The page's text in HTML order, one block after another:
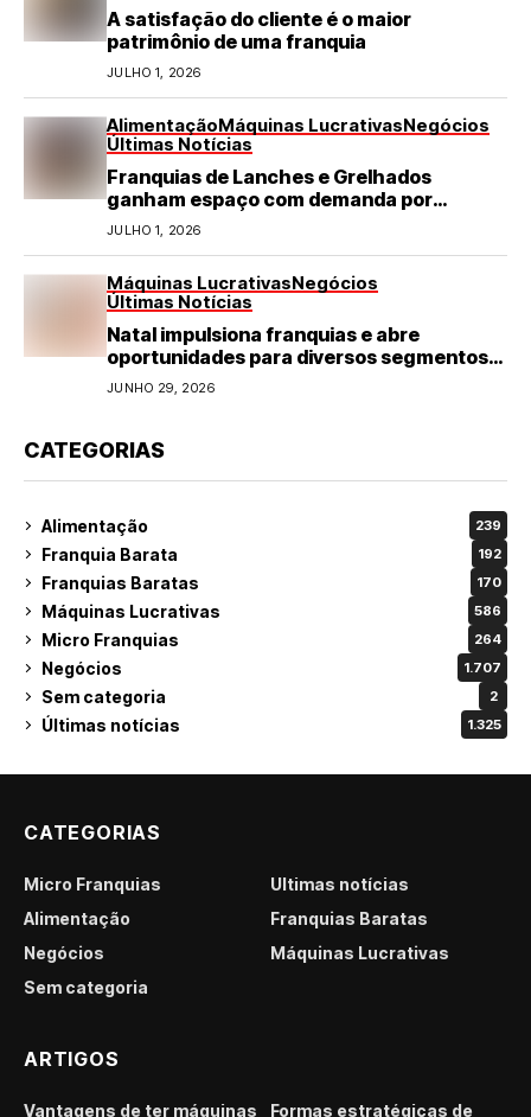
A satisfação do cliente é o maior
patrimônio de uma franquia
JULHO 1, 2026
AlimentaçãoMáquinas LucrativasNegócios
Últimas Notícias
Franquias de Lanches e Grelhados
ganham espaço com demanda por
refeições rápidas e de qualidade
JULHO 1, 2026
Máquinas LucrativasNegócios
Últimas Notícias
Natal impulsiona franquias e abre
oportunidades para diversos segmentos
do varejo
JUNHO 29, 2026
CATEGORIAS
Alimentação 239
Franquia Barata 192
Franquias Baratas 170
Máquinas Lucrativas 586
Micro Franquias 264
Negócios 1.707
Sem categoria 2
Últimas notícias 1.325
CATEGORIAS
Micro Franquias
Últimas notícias
Alimentação
Franquias Baratas
Negócios
Máquinas Lucrativas
Sem categoria
ARTIGOS
Vantagens de ter máquinas Formas estratégicas de